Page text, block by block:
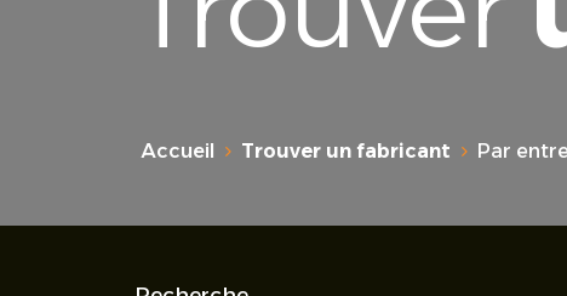
Accueil Trouver un fabricant Par